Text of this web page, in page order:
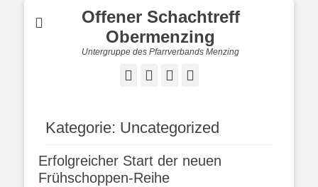
Offener Schachtreff
Obermenzing
Untergruppe des Pfarrverbands Menzing
FacebookInstagram
Website
Kategorie: Uncategorized
Erfolgreicher Start der neuen
Frühschoppen-Reihe